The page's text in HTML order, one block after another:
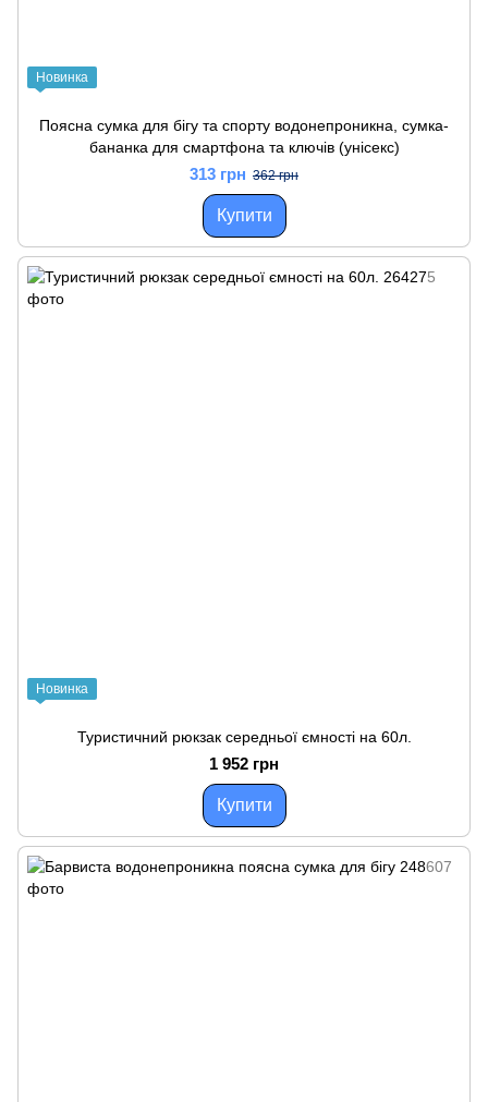
Новинка
Поясна сумка для бігу та спорту водонепроникна, сумка-
бананка для смартфона та ключів (унісекс)
313 грн 362 грн
Купити
Новинка
Туристичний рюкзак середньої ємності на 60л.
1 952 грн
Купити